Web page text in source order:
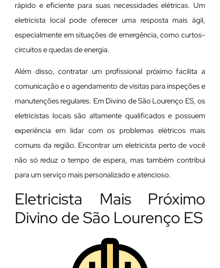
rápido e eficiente para suas necessidades elétricas. Um
eletricista local pode oferecer uma resposta mais ágil,
especialmente em situações de emergência, como curtos-
circuitos e quedas de energia.
Além disso, contratar um profissional próximo facilita a
comunicação e o agendamento de visitas para inspeções e
manutenções regulares. Em Divino de São Lourenço ES, os
eletricistas locais são altamente qualificados e possuem
experiência em lidar com os problemas elétricos mais
comuns da região. Encontrar um eletricista perto de você
não só reduz o tempo de espera, mas também contribui
para um serviço mais personalizado e atencioso.
Eletricista Mais Próximo
Divino de São Lourenço ES